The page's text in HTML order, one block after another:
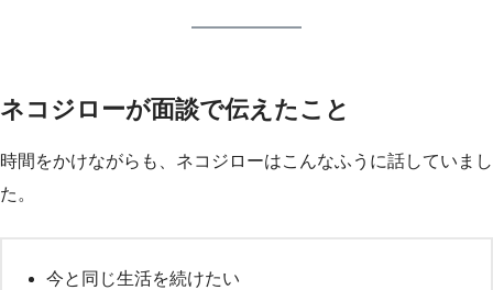
ネコジローが面談で伝えたこと
時間をかけながらも、ネコジローはこんなふうに話していまし
た。
今と同じ生活を続けたい